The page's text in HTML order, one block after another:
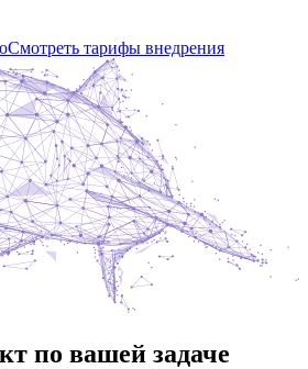
Смотреть тарифы внедрения
по вашей задаче